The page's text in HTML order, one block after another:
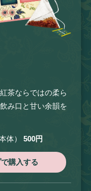
茶ならではの柔ら
み口と甘い余韻を
体） 500円
購入する